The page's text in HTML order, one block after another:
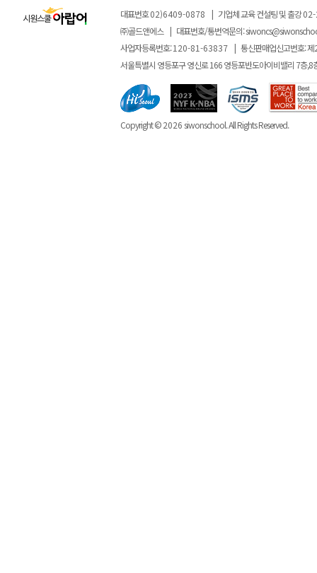
대표번호02)6409-0878 | 기업체 교육 컨설팅 및 출강
㈜골드앤에스 | 대표번호/통번역문의:
사업자등록번호:120-81-63837 | 통신판매업신고번호: 제
서울특별시 영등포구 영신로 166 영등포반도아이비밸리 7층,8
Copyright ©2026siwonschool. All Rights Reserved.